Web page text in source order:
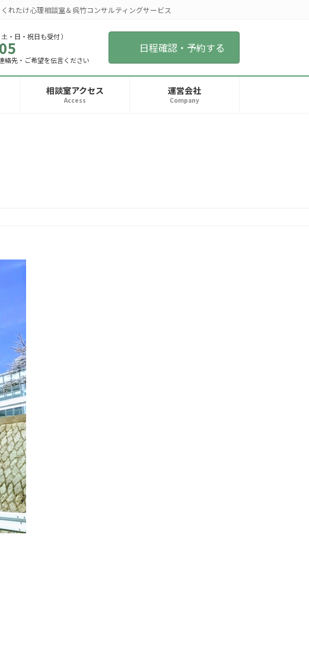
れたけ心理相談室＆呉竹コンサルティングサービス
・日・祝日も受付 ）
絡先・ご希望を伝言ください
日程確認・予約する
相談室アクセス
Access
運営会社
Company